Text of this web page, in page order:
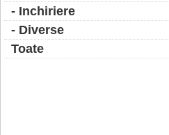
- Inchiriere
- Diverse
Toate